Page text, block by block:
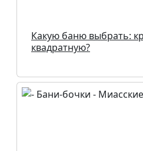
Какую баню выбрать:
квадратную?